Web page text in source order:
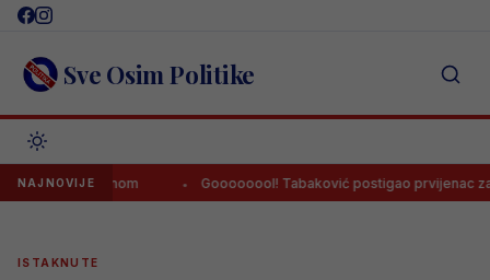
Skip
content Sve Osim Politike
NAJNOVIJE Goooooool! Tabaković postigao prvijenac za
ISTAKNUTE